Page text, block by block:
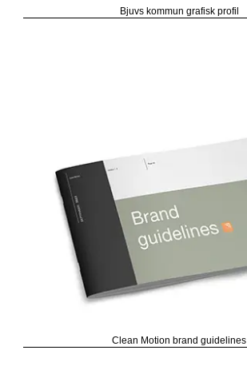
Bjuvs kommun grafisk profil
Clean Motion brand guidelines